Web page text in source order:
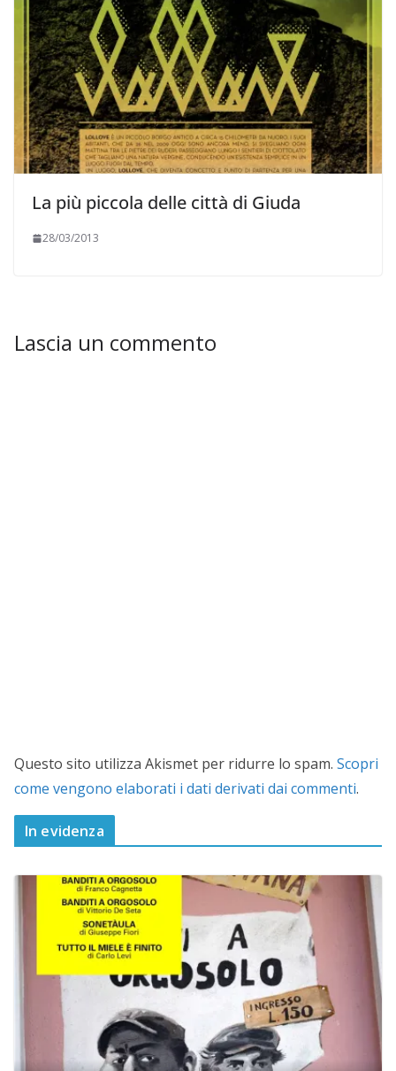
La più piccola delle città di Giuda
28/03/2013
Lascia un commento
Questo sito utilizza Akismet per ridurre lo spam. Scopri
come vengono elaborati i dati derivati dai commenti.
In evidenza